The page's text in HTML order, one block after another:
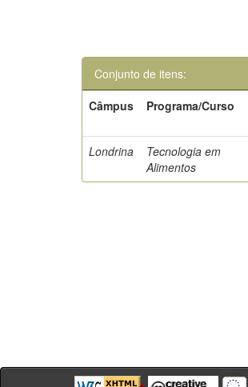
Conjunto de itens:
Câmpus
Programa/Curso
Londrina
Tecnologia em
Alimentos